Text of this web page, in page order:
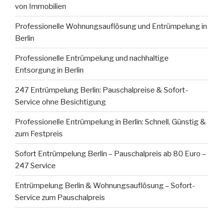
von Immobilien
Professionelle Wohnungsauflösung und Entrümpelung in
Berlin
Professionelle Entrümpelung und nachhaltige
Entsorgung in Berlin
247 Entrümpelung Berlin: Pauschalpreise & Sofort-
Service ohne Besichtigung
Professionelle Entrümpelung in Berlin: Schnell, Günstig &
zum Festpreis
Sofort Entrümpelung Berlin – Pauschalpreis ab 80 Euro –
247 Service
Entrümpelung Berlin & Wohnungsauflösung – Sofort-
Service zum Pauschalpreis